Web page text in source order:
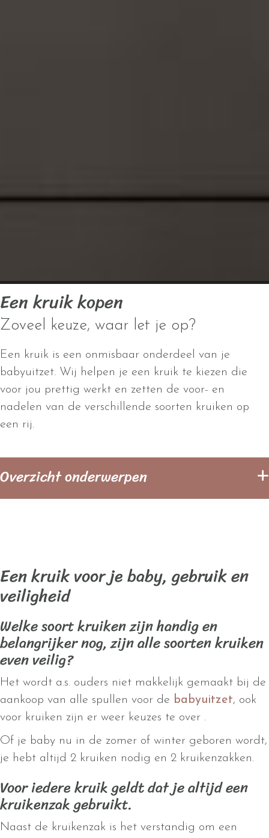
Een kruik kopen
Zoveel keuze, waar let je op?
Een kruik is een onmisbaar onderdeel van je
babyuitzet. Wij helpen je een kruik te kiezen die
voor jou prettig werkt en zetten de voor- en
nadelen van de verschillende soorten kruiken op
een rij.
Een kruik voor je baby, gebruik en
veiligheid
Welke soort kruiken zijn handig en
belangrijker nog, zijn alle soorten kruiken
even veilig?
Het wordt a.s. ouders niet makkelijk gemaakt bij de
aankoop van alle spullen voor de babyuitzet, ook
voor kruiken zijn er weer keuzes te over .
Of je baby nu in de zomer of winter geboren wordt,
je hebt altijd 2 kruiken nodig en 2 kruikenzakken.
Voor iedere kruik geldt dat je altijd een
kruikenzak gebruikt.
Naast de kruikenzak is het verstandig om een
Overzicht onderwerpen